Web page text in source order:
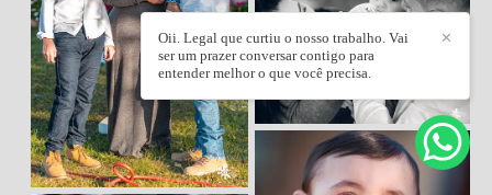
✕
Oii. Legal que curtiu o nosso trabalho. Vai
ser um prazer conversar contigo para
entender melhor o que você precisa.